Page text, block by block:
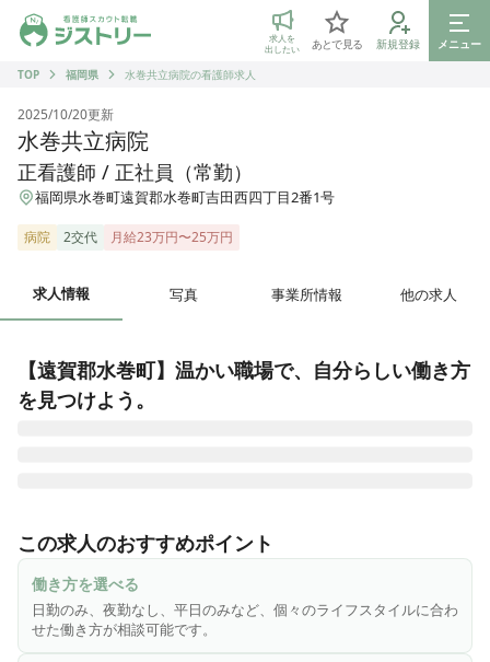
ジストリー 看護師の転職マッチング
求人を
出したい
あとで見る 新規登録
メニュー
TOP
福岡県 水巻共立病院の看護師求人
2025/10/20更新
水巻共立病院
正看護師 / 正社員（常勤）
福岡県水巻町遠賀郡水巻町吉田西四丁目2番1号
病院 2交代 月給23万円〜25万円
求人情報 写真 事業所情報 他の求人
【遠賀郡水巻町】温かい職場で、自分らしい働き方
を見つけよう。
正周会グループは、医療法人正周会と、社会福祉法人正丈
会、有限会社工イ・アンド・エムにそれぞれ異なる業態の介
護施設があります。 急速に進む高齢化社会を反映して、介護
が必要な高齢者の数は増え続けています。
水巻共立病院では地域に根ざした、皆様に信頼される病院と
して積極的に取り組んでいます。
この求人のおすすめポイント
働き方を選べる
日勤のみ、夜勤なし、平日のみなど、個々のライフスタイルに合わ
せた働き方が相談可能です。